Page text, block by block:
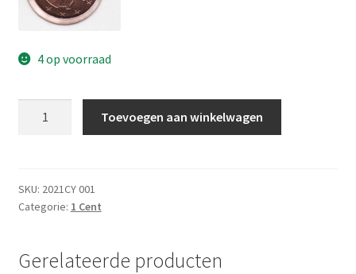
4 op voorraad
UNC
aantal
Toevoegen aan winkelwagen
SKU: 2021CY 001
Categorie: 1 Cent
Gerelateerde producten